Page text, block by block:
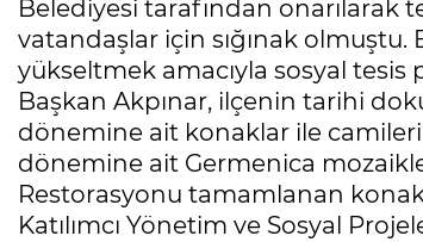
Belediyesi tarafından onarılarak
vatandaşlar için sığınak olmuştu.
yükseltmek amacıyla sosyal tesis
Başkan Akpınar, ilçenin tarihi
dönemine ait konaklar ile
dönemine ait Germenica
Restorasyonu tamamlanan
Katılımcı Yönetim ve Sosyal